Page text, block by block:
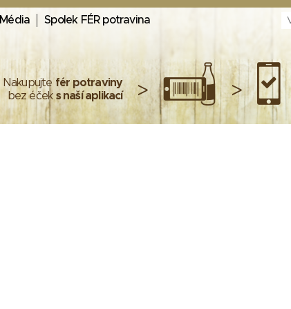
Média Spolek FÉR potravina
Nakupujte fér potraviny
bez éček s naší aplikací > >